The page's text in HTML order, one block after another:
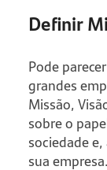
Definir
Pode
grandes
Missão,
sobre o
sociedade
sua